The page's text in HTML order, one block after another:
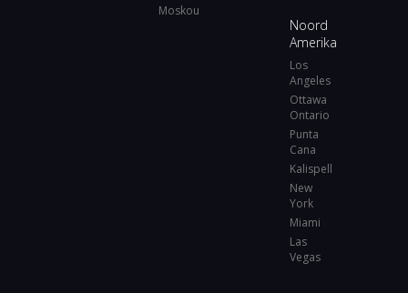
Moskou
Noord
Amerika
Los
Angeles
Ottawa
Ontario
Punta
Cana
Kalispell
New
York
Miami
Las
Vegas